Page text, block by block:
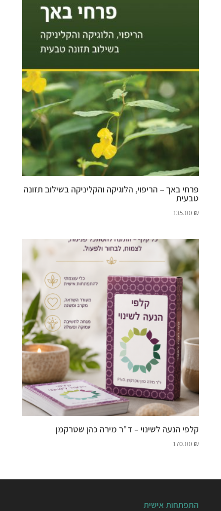
פרחי באך – הריפוי, הלוגיקה והקליניקה בשילוב תזונה
טבעית
135.00 ₪
קלפי הנעה לשינוי – ד"ר מירה כהן שטרקמן
170.00 ₪
התפתחות אישית